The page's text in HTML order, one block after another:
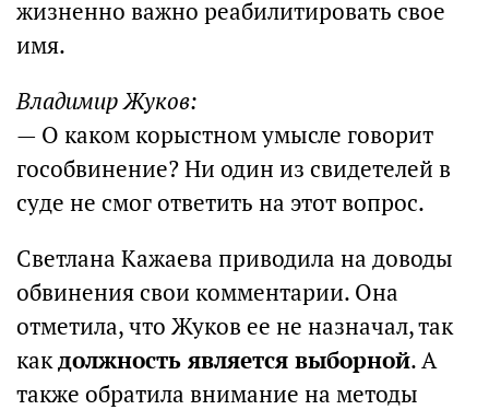
жизненно важно реабилитировать свое
имя.
Владимир Жуков:
— О каком корыстном умысле говорит
гособвинение? Ни один из свидетелей в
суде не смог ответить на этот вопрос.
Светлана Кажаева приводила на доводы
обвинения свои комментарии. Она
отметила, что Жуков ее не назначал, так
какдолжность является выборной. А
также обратила внимание на методы